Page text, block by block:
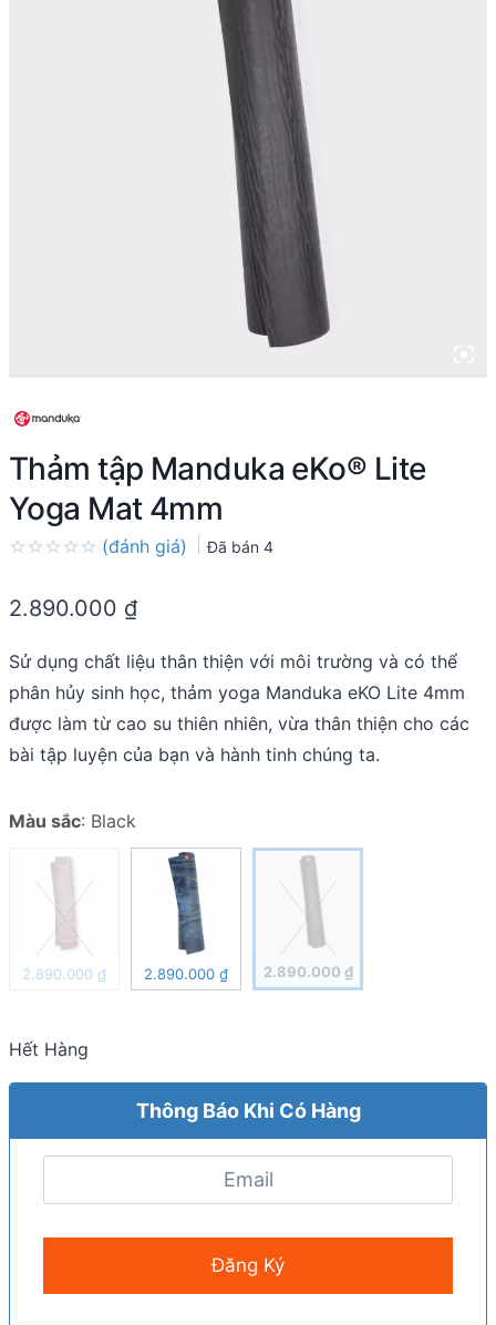
Thảm tập Manduka eKo® Lite
Yoga Mat 4mm
out
(đánh giá) Đã bán 4
2.890.000 ₫
Sử dụng chất liệu thân thiện với môi trường và có thể
phân hủy sinh học, thảm yoga Manduka eKO Lite 4mm
được làm từ cao su thiên nhiên, vừa thân thiện cho các
bài tập luyện của bạn và hành tinh chúng ta.
Màu sắc: Black
2.890.000 ₫ 2.890.000 ₫ 2.890.000 ₫
Hết Hàng
Thông Báo Khi Có Hàng